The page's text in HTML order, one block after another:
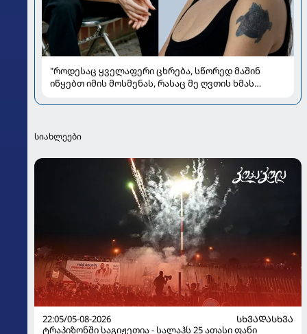
"როდესაც ყველაფერი ცხრება, სწორედ მაშინ
იწყებთ იმის მოსმენას, რასაც მე ღვთის ხმას
საზოგადოებას
სიახლეები
22:05/05-08-2026
ᲡᲮᲕᲐᲓᲐᲡᲮᲕᲐ
ტრაპიზონში საგიჟეთია - სალაჰს 25 ათასი ფანი